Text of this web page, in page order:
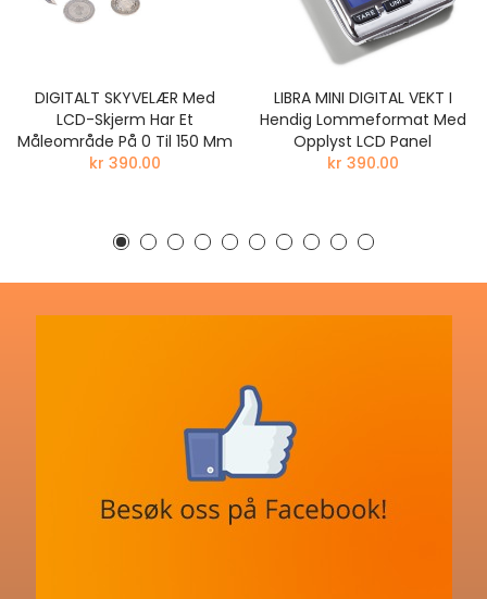
DIGITALT SKYVELÆR Med
LCD-Skjerm Har Et
Måleområde På 0 Til 150 Mm
kr 390.00
LIBRA MINI DIGITAL VEKT I
Hendig Lommeformat Med
Opplyst LCD Panel
kr 390.00